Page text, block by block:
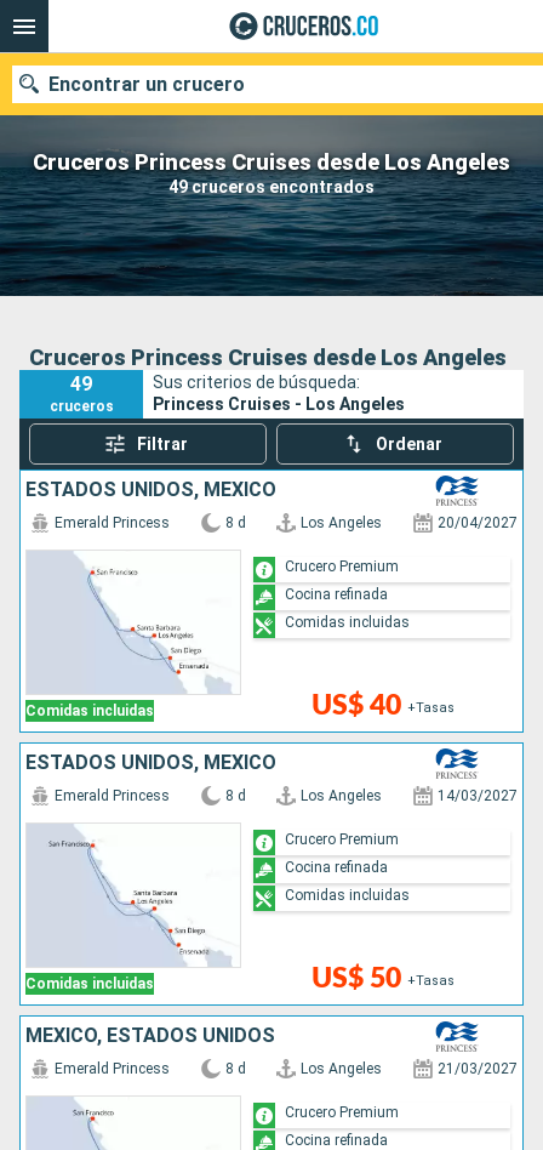
Cruceros Princess Cruises desde Los Angeles
49 cruceros encontrados
Encontrar un crucero
Fecha de salida
Buscar
Cruceros Princess Cruises desde Los Angeles
49
cruceros
Sus criterios de búsqueda:
Princess Cruises - Los Angeles
Filtrar Ordenar
ESTADOS UNIDOS, MÉXICO
Comidas incluidas
Emerald Princess 8 d Los Angeles 20/04/2027
US$ 40 +Tasas
Crucero Premium
Cocina refinada
Comidas incluidas
ESTADOS UNIDOS, MÉXICO
Comidas incluidas
Emerald Princess 8 d Los Angeles 14/03/2027
US$ 50 +Tasas
Crucero Premium
Cocina refinada
Comidas incluidas
MÉXICO, ESTADOS UNIDOS
Emerald Princess 8 d Los Angeles 21/03/2027
Crucero Premium
Cocina refinada